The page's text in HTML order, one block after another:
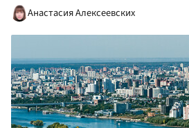
Анастасия Алексеевских